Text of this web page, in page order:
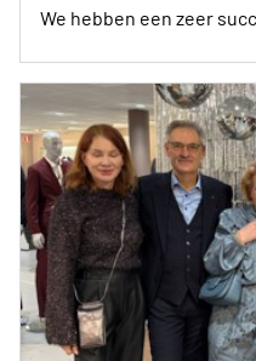
We hebben een zeer